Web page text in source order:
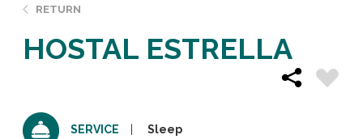
RETURN
HOSTAL ESTRELLA
SERVICE Sleep